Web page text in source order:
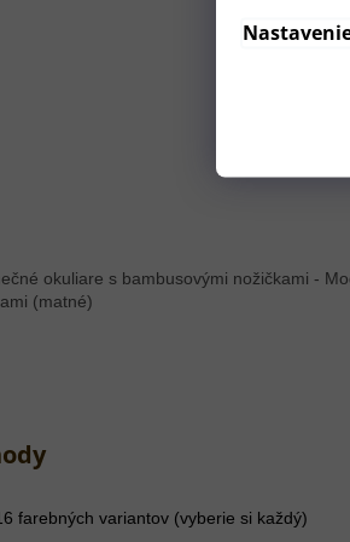
farebných variantov (vyberie si každý)